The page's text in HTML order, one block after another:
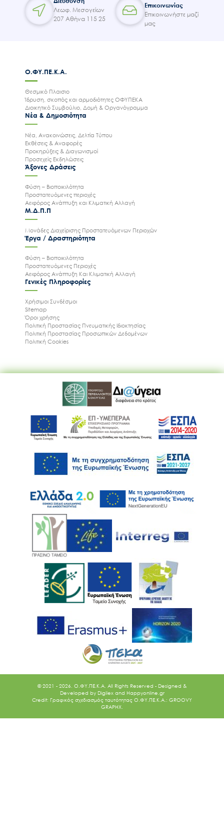
Ακολουθήστε μας
Λεωφ. Μεσογείων
207 Αθήνα 115 25
Επικοινωνίας
Επικοινωνήστε μαζί
μας
Ο.ΦΥ.ΠΕ.Κ.Α.
Θεσμικό Πλαισιο
Ίδρυση, σκοπός και αρμοδιότητες ΟΦΥΠΕΚΑ
Διοικητικό Συμβούλιο, Δομή & Οργανόγραμμα
Νέα & Δημοσιότητα
Νέα, Ανακοινώσεις, Δελτία Τύπου
Εκθέσεις & Αναφορές
Προκηρύξεις & Διαγωνισμοί
Προσεχείς Εκδηλώσεις
Άξονες Δράσεις
Φύση – Βιοποικιλότητα
Προστατευόμενες περιοχές
Αειφόρος Ανάπτυξη και Κλιματική Αλλαγή
Μ.Δ.Π.Π
Μονάδες Διαχείρισης Προστατευόμενων Περιοχών
Έργα / Δραστηριότητα
Φύση – Βιοποικιλότητα
Προστατευόμενες Περιοχές
Αειφόρος Ανάπτυξη Και Κλιματική Αλλαγή
Γενικές Πληροφορίες
Χρήσιμοι Συνδέσμοι
Sitemap
Όροι χρήσης
Πολιτική Προστασίας Πνευματικής Ιδιοκτησίας
Πολιτική Προστασίας Προσωπικών Δεδομένων
Πολιτική Cookies
© 2021 - 2026. O.ΦΥ.ΠΕ.Κ.Α. All Rights Reserved - Designed &
Developed by Digilex and Happyonline.gr
Credit: Γραφικός σχεδιασμός ταυτότητας Ο.ΦΥ.ΠΕ.Κ.Α.: GROOVY
GRAPHX.